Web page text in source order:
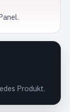
Produkt.